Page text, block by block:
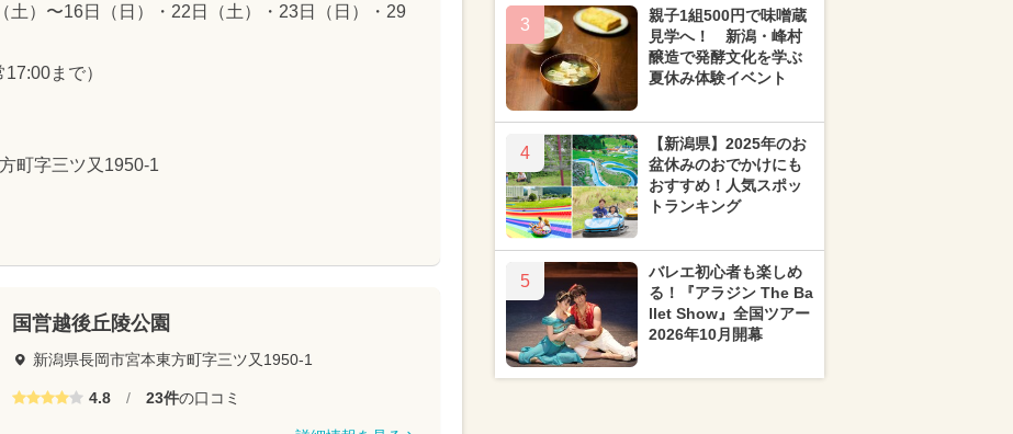
土）〜16日（日）・22日（土）・23日（日）・29
まで）
町字三ツ又1950-1
国営越後丘陵公園
新潟県長岡市宮本東方町字三ツ又1950-1
4.8 / 23件の口コミ
3
親子1組500円で味噌蔵
見学へ！ 新潟・峰村
醸造で発酵文化を学ぶ
夏休み体験イベント
4
【新潟県】2025年のお
盆休みのおでかけにも
おすすめ！人気スポッ
トランキング
5
バレエ初心者も楽しめ
る！『アラジン The Ba
llet Show』全国ツアー
2026年10月開幕